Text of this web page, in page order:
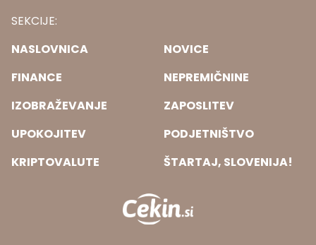
SEKCIJE:
NASLOVNICA
NOVICE
FINANCE
NEPREMIČNINE
IZOBRAŽEVANJE
ZAPOSLITEV
UPOKOJITEV
PODJETNIŠTVO
KRIPTOVALUTE
ŠTARTAJ, SLOVENIJA!